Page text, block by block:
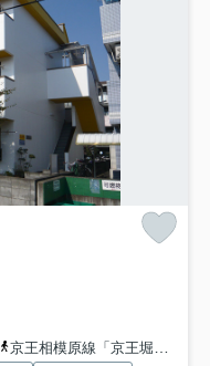
京王相模原線「京王堀之内」駅 徒歩28分